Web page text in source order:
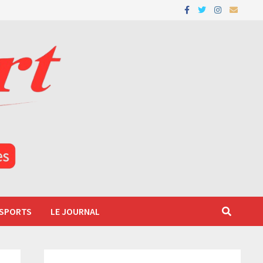
LE JOURNAL